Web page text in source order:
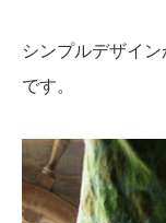
シンプルデザイ
です。